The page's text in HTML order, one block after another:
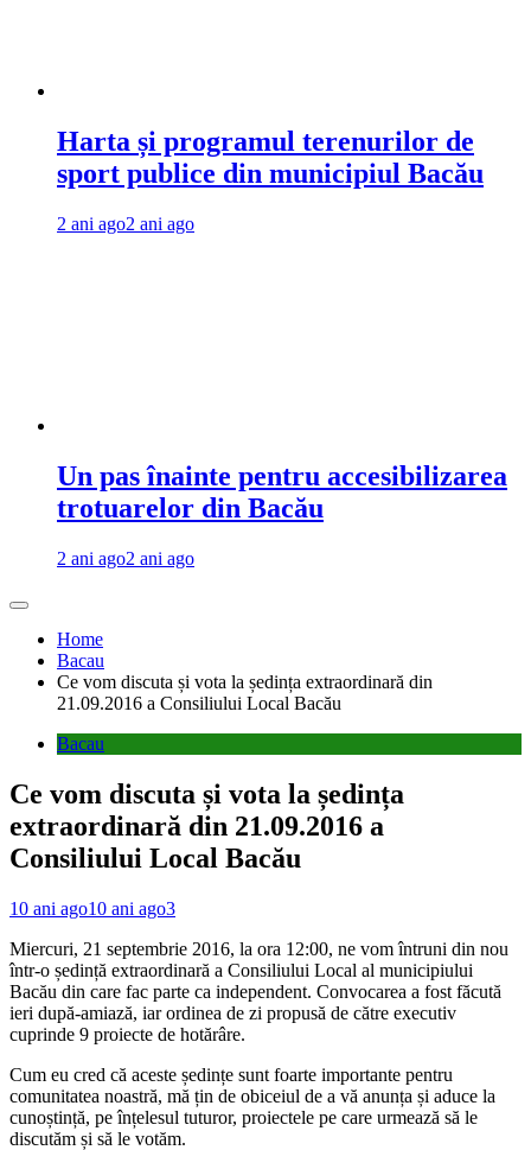
Harta și programul terenurilor de
sport publice din municipiul Bacău
2 ani ago2 ani ago
Un pas înainte pentru accesibilizarea
trotuarelor din Bacău
2 ani ago2 ani ago
Home
Bacau
Ce vom discuta și vota la ședința extraordinară din
21.09.2016 a Consiliului Local Bacău
Bacau
Ce vom discuta și vota la ședința
extraordinară din 21.09.2016 a
Consiliului Local Bacău
10 ani ago10 ani ago3
Miercuri, 21 septembrie 2016, la ora 12:00, ne vom întruni din nou
într-o ședință extraordinară a Consiliului Local al municipiului
Bacău din care fac parte ca independent. Convocarea a fost făcută
ieri după-amiază, iar ordinea de zi propusă de către executiv
cuprinde 9 proiecte de hotărâre.
Cum eu cred că aceste ședințe sunt foarte importante pentru
comunitatea noastră, mă țin de obiceiul de a vă anunța și aduce la
cunoștință, pe înțelesul tuturor, proiectele pe care urmează să le
discutăm și să le votăm.